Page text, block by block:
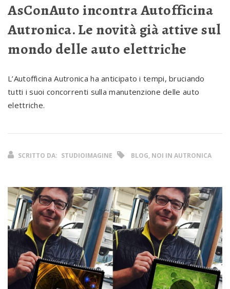
AsConAuto incontra Autofficina
Autronica. Le novità già attive sul
mondo delle auto elettriche
L’Autofficina Autronica ha anticipato i tempi, bruciando
tutti i suoi concorrenti sulla manutenzione delle auto
elettriche.
SCRITTO DA: STUDIOIMAGINE BLOG, NOI IN AUTRONICA